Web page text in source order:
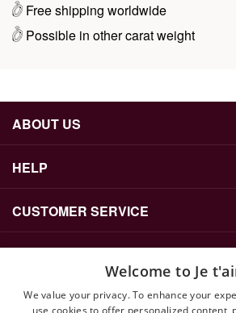
Free shipping worldwide
Possible in other carat weight
ABOUT US
HELP
CUSTOMER SERVICE
CONTACT US
info@jetaime.se
Welcome to Je
We value your privacy. To enhance your
use cookies to offer personalized content,